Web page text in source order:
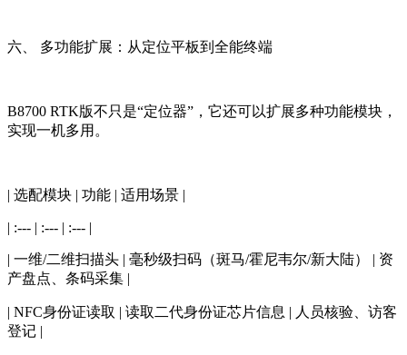
六、 多功能扩展：从定位平板到全能终端
B8700 RTK版不只是“定位器”，它还可以扩展多种功能模块，
实现一机多用。
| 选配模块 | 功能 | 适用场景 |
| :--- | :--- | :--- |
| 一维/二维扫描头 | 毫秒级扫码（斑马/霍尼韦尔/新大陆） | 资
产盘点、条码采集 |
| NFC身份证读取 | 读取二代身份证芯片信息 | 人员核验、访客
登记 |